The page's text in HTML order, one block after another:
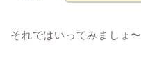
それではいってみましょ〜